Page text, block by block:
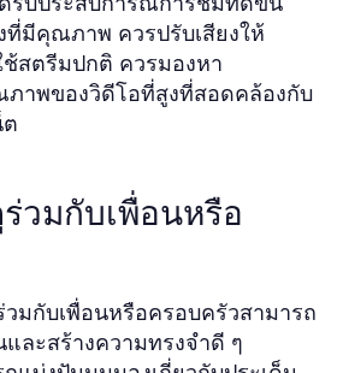
มีคุณภาพ ควรปรับเสียงให้
สตรีมปกติ ควรมองหา
าพของวิดีโอที่สูงที่สอดคล้องกับ
วมกับเพื่อนหรือ
มกับเพื่อนหรือครอบครัวสามารถ
ละสร้างความทรงจำดี ๆ